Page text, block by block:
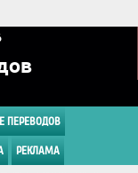
ПЕРЕВОДОВ
РЕКЛАМА